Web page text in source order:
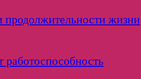
продолжительности жизни